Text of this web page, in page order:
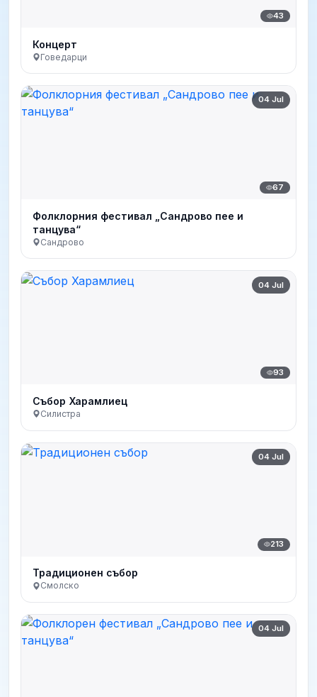
43
Концерт
Говедарци
04 Jul
67
Фолклорния фестивал „Сандрово пее и
танцува“
Сандрово
04 Jul
93
Събор Харамлиец
Силистра
04 Jul
213
Традиционен събор
Смолско
04 Jul